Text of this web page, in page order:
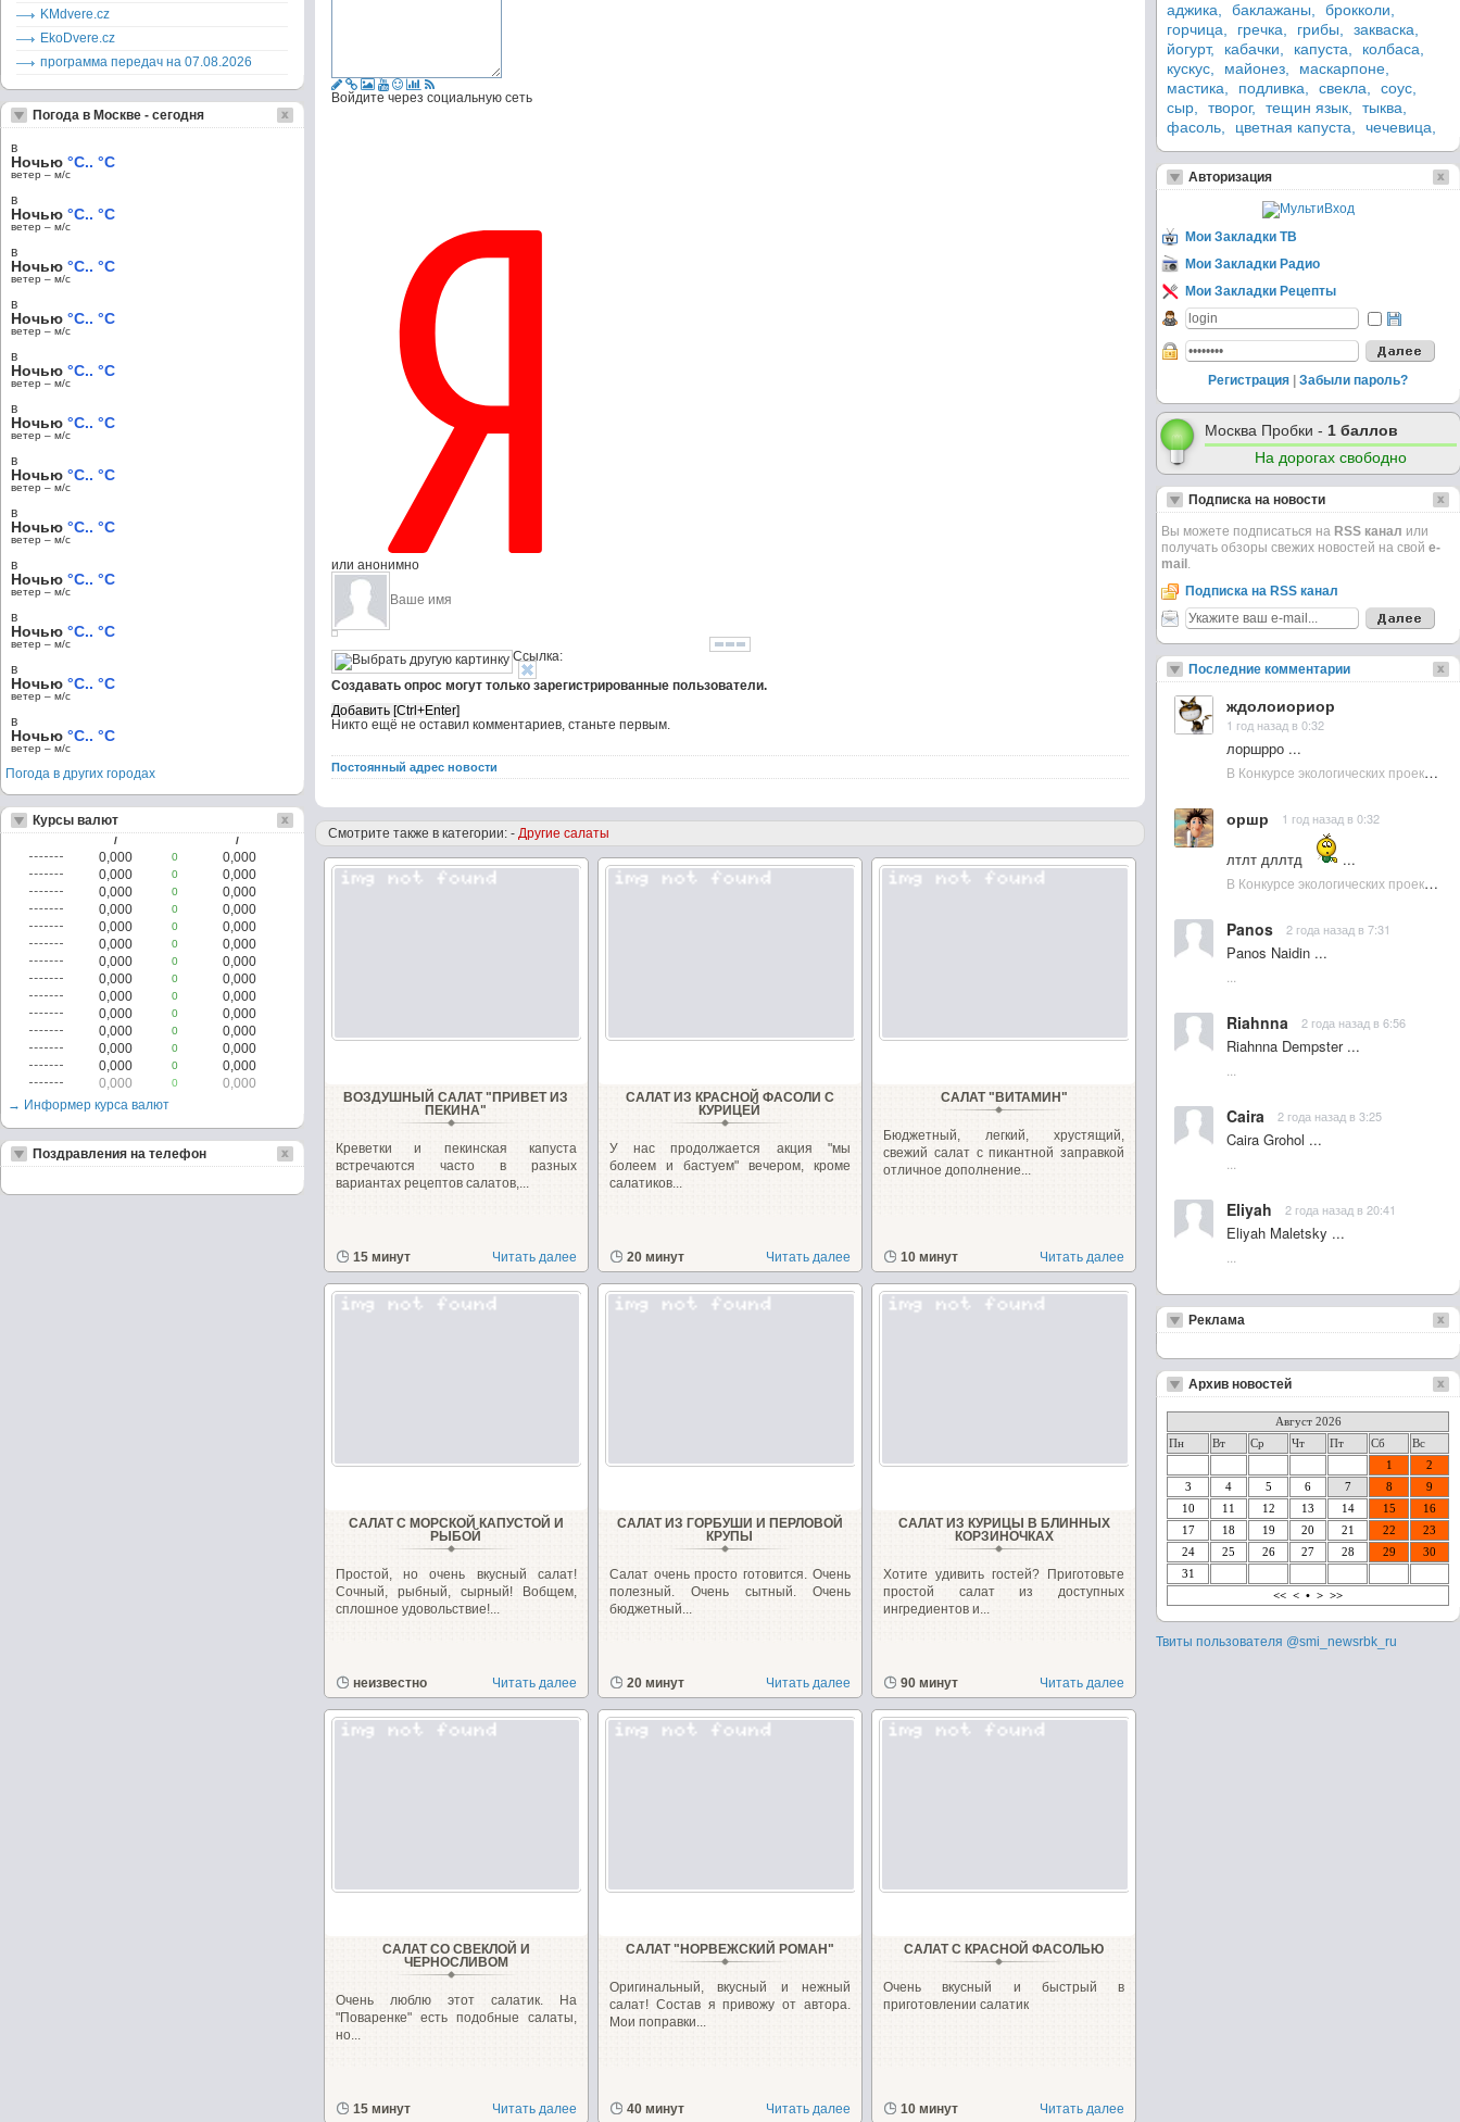
Войдите через социальную сеть
или анонимно
Ссылка:
Создавать опрос могут только зарегистрированные пользователи.
Никто ещё не оставил комментариев, станьте первым.
Постоянный адрес новости
Смотрите также в категории: -Другие салаты
ВОЗДУШНЫЙ САЛАТ "ПРИВЕТ ИЗ
ПЕКИНА"
Креветки и пекинская капуста
встречаются часто в разных
вариантах рецептов салатов,...
15 минут Читать далее
САЛАТ ИЗ КРАСНОЙ ФАСОЛИ С
КУРИЦЕЙ
У нас продолжается акция "мы
болеем и бастуем" вечером, кроме
салатиков...
20 минут Читать далее
САЛАТ "ВИТАМИН"
Бюджетный, легкий, хрустящий,
свежий салат с пикантной заправкой
отличное дополнение...
10 минут Читать далее
САЛАТ С МОРСКОЙ КАПУСТОЙ И
РЫБОЙ
Простой, но очень вкусный салат!
Сочный, рыбный, сырный! Вобщем,
сплошное удовольствие!...
неизвестно Читать далее
САЛАТ ИЗ ГОРБУШИ И ПЕРЛОВОЙ
КРУПЫ
Салат очень просто готовится. Очень
полезный. Очень сытный. Очень
бюджетный...
20 минут Читать далее
САЛАТ ИЗ КУРИЦЫ В БЛИННЫХ
КОРЗИНОЧКАХ
Хотите удивить гостей? Приготовьте
простой салат из доступных
ингредиентов и...
90 минут Читать далее
САЛАТ СО СВЕКЛОЙ И
ЧЕРНОСЛИВОМ
Очень люблю этот салатик. На
"Поваренке" есть подобные салаты,
но...
15 минут Читать далее
САЛАТ "НОРВЕЖСКИЙ РОМАН"
Оригинальный, вкусный и нежный
салат! Состав я привожу от автора.
Мои поправки...
40 минут Читать далее
САЛАТ С КРАСНОЙ ФАСОЛЬЮ
Очень вкусный и быстрый в
приготовлении салатик
10 минут Читать далее
KMdvere.cz
EkoDvere.cz
программа передач на 07.08.2026
Погода в Москве - сегодня
в
Ночью °C.. °C
ветер – м/c
в
Ночью °C.. °C
ветер – м/c
в
Ночью °C.. °C
ветер – м/c
в
Ночью °C.. °C
ветер – м/c
в
Ночью °C.. °C
ветер – м/c
в
Ночью °C.. °C
ветер – м/c
в
Ночью °C.. °C
ветер – м/c
в
Ночью °C.. °C
ветер – м/c
в
Ночью °C.. °C
ветер – м/c
в
Ночью °C.. °C
ветер – м/c
в
Ночью °C.. °C
ветер – м/c
в
Ночью °C.. °C
ветер – м/c
Погода в других городах
Курсы валют
/ /
0,000 0
0,000
0,000
0
0,000
0,000
0
0,000
0,000
0
0,000
0,000
0
0,000
0,000
0
0,000
0,000
0
0,000
0,000
0
0,000
0,000
0
0,000
0,000
0
0,000
0,000
0
0,000
0,000
0
0,000
0,000
0
0,000
0,000
0
0,000
→ Информер курса валют
Поздравления на телефон
аджика, баклажаны,
брокколи,
горчица,
гречка, грибы,
закваска,
йогурт,
кабачки, капуста,
колбаса,
кускус,
майонез,
маскарпоне,
мастика,
подливка, свекла,
соус,
сыр,
творог, тещин язык,
тыква,
фасоль,
цветная капуста, чечевица,
Авторизация
Мои Закладки ТВ
Мои Закладки Радио
Мои Закладки Рецепты
Регистрация Забыли пароль?
Москва Пробки - 1 баллов
На дорогах свободно
Подписка на новости
Вы можете подписаться на RSS канал или
получать обзоры свежих новостей на свой e-
mail .
Подписка на RSS канал
Последние комментарии
ждолоиориор
1 год назад в 0:32
лоршрро ...
В Конкурсе экологических проектов в Подмосковье активно участвовала молодежь :: NewsRbk.ru...
оршр 1 год назад в 0:32
лтлт дллтд
...
В Конкурсе экологических проектов в Подмосковье активно участвовала молодежь :: NewsRbk.ru...
Panos 2 года назад в 7:31
Panos Naidin ...
Riahnna 2 года назад в 6:56
Riahnna Dempster ...
Caira 2 года назад в 3:25
Caira Grohol ...
Eliyah 2 года назад в 20:41
Eliyah Maletsky ...
Реклама
Архив новостей
Август 2026
Пн
Вт Ср Чт Пт Сб
Вс
1
2
3
4 5 6 7 8
9
10
11 12 13 14 15
16
17
18 19 20 21 22
23
24
25 26 27 28 29
30
31
<< < • > >>
Твиты пользователя @smi_newsrbk_ru